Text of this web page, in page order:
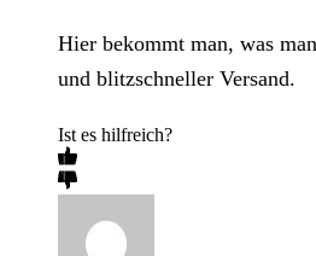
Hier bekommt man, was
und blitzschneller Versand.
Ist es hilfreich?